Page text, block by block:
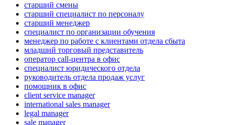
старший смены
старший специалист по персоналу
старший менеджер
специалист по организации обучения
менеджер по работе с клиентами отдела сбыта
младший торговый представитель
оператор call-центра в офис
специалист юридического отдела
руководитель отдела продаж услуг
помощник в офис
client service manager
international sales manager
legal manager
sale manager